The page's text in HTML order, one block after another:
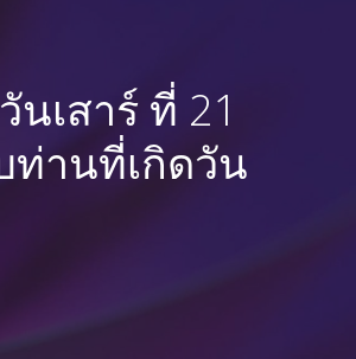
เสาร์ ที่ 21
านที่เกิดวัน